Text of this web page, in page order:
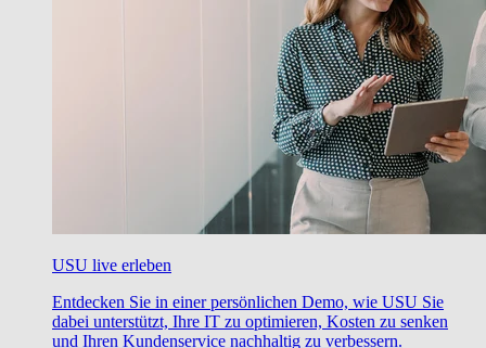
USU live erleben
Entdecken Sie in einer persönlichen Demo, wie USU Sie
dabei unterstützt, Ihre IT zu optimieren, Kosten zu senken
und Ihren Kundenservice nachhaltig zu verbessern.